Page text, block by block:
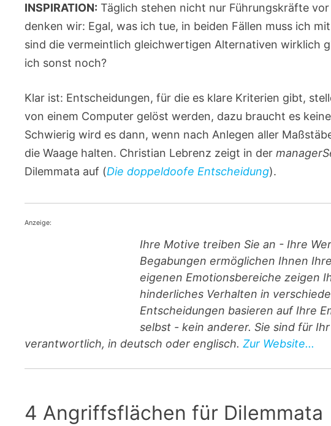
INSPIRATION: Täglich stehen nicht nur Führungskräfte
denken wir: Egal, was ich tue, in beiden Fällen muss ich
sind die vermeintlich gleichwertigen Alternativen wirklich
ich sonst noch?
Klar ist: Entscheidungen, für die es klare Kriterien gibt,
von einem Computer gelöst werden, dazu braucht es
Schwierig wird es dann, wenn nach Anlegen aller
die Waage halten. Christian Lebrenz zeigt in der
Dilemmata auf (Die doppeldoofe Entscheidung).
Anzeige:
Ihre Motive treiben Sie an - Ihre
Begabungen ermöglichen Ihnen
eigenen Emotionsbereiche zeigen
hinderliches Verhalten in
Entscheidungen basieren auf Ihre
selbst - kein anderer. Sie sind für
verantwortlich, in deutsch oder englisch.Zur Website...
4 Angriffsflächen für Dilemmata